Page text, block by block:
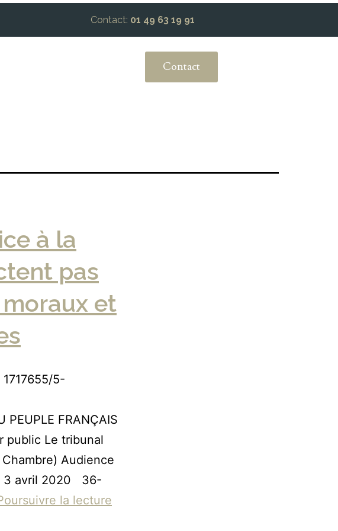
Contact: 01 49 63 19 91
Contact
à la
pas
et
5-
PEUPLE FRANÇAIS
public Le tribunal
Audience
3 avril 2020 36-
la lecture